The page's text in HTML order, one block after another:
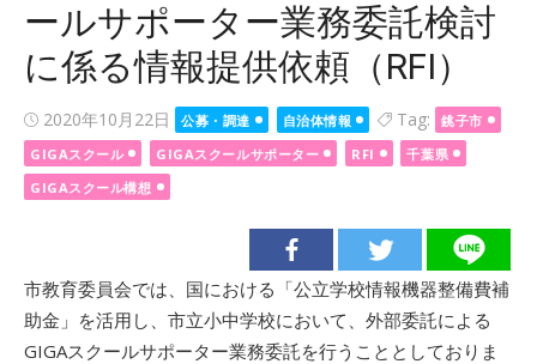
ールサポーター業務委託検討
に係る情報提供依頼（RFI）
Posted
on
2020年10月22日 公募・調達 自治体情報 Tag:
銚子市
GIGAスクール
GIGAスクールサポーター RFI
千葉県
GIGAスクール構想
市教育委員会では、国における「公立学校情報機器整備費補
助金」を活用し、市立小中学校において、外部委託による
GIGAスクールサポーター業務委託を行うこととしておりま